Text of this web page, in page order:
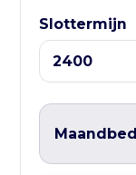
Vul
wij nemen
je op –
Slottermijn